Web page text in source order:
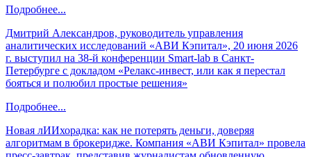
Подробнее...
Дмитрий Александров, руководитель управления
аналитических исследований «АВИ Кэпитал», 20 июня 2026
г. выступил на 38-й конференции Smart-lab в Санкт-
Петербурге с докладом «Релакс-инвест, или как я перестал
бояться и полюбил простые решения»
Подробнее...
Новая лИИхорадка: как не потерять деньги, доверяя
алгоритмам в брокеридже. Компания «АВИ Кэпитал» провела